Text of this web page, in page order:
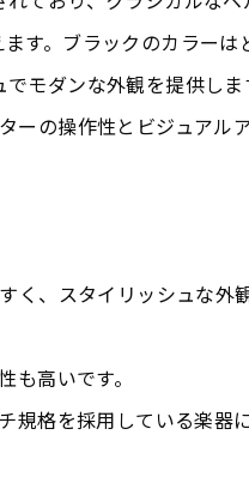
す。ブラックのカラーは
モダンな外観を提供しま
ーの操作性とビジュアル
く、スタイリッシュな外
高いです。
規格を採用している楽器